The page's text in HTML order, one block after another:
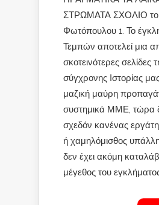
ΣΤΡΩΜΑΤΑ ΣΧΟΛΙΟ
Φωτόπουλου 1. Το
Τεμπών αποτελεί μια
σκοτεινότερες σελίδες
σύγχρονης Ιστορίας
μαζική μαύρη
συστημικά ΜΜΕ, τώρα
σχεδόν κανένας
ή χαμηλόμισθος
δεν έχει ακόμη
μέγεθος του εγκλήματος